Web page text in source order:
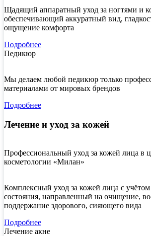
Щадящий аппаратный уход за ногтями и
обеспечивающий аккуратный вид,
ощущение комфорта
Подробнее
Педикюр
Мы делаем любой педикюр только
материалами от мировых брендов
Подробнее
Лечение и уход за кожей
Профессиональный уход за кожей лица в
косметологии «Милан»
Комплексный уход за кожей лица с учётом
состояния, направленный на очищение,
поддержание здорового, сияющего вида
Подробнее
Лечение акне